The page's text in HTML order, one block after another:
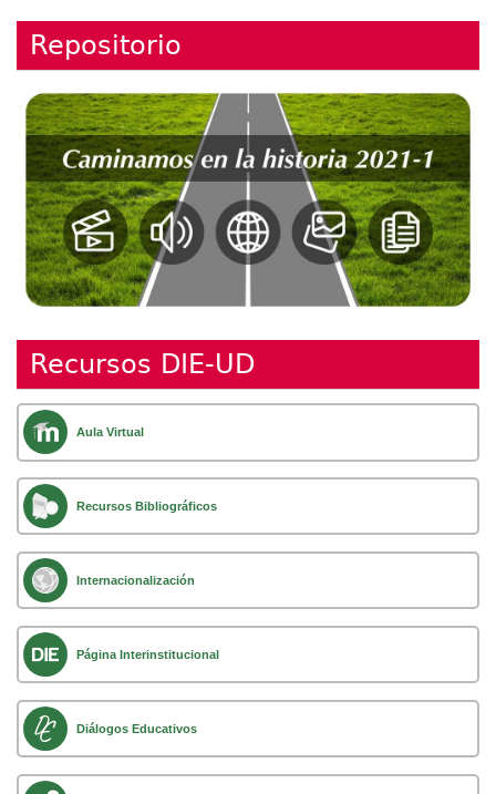
Repositorio
Recursos DIE-UD
Aula Virtual
Recursos Bibliográficos
Internacionalización
Página Interinstitucional
Diálogos Educativos